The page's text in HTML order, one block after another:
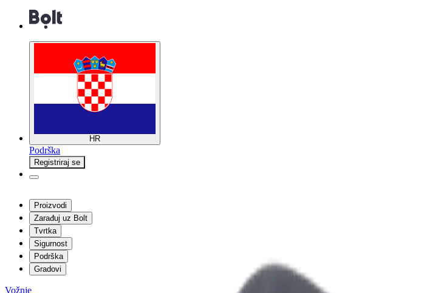
HR
Podrška
Registriraj se
Proizvodi
Zarađuj uz Bolt
Tvrtka
Sigurnost
Podrška
Gradovi
Vožnje